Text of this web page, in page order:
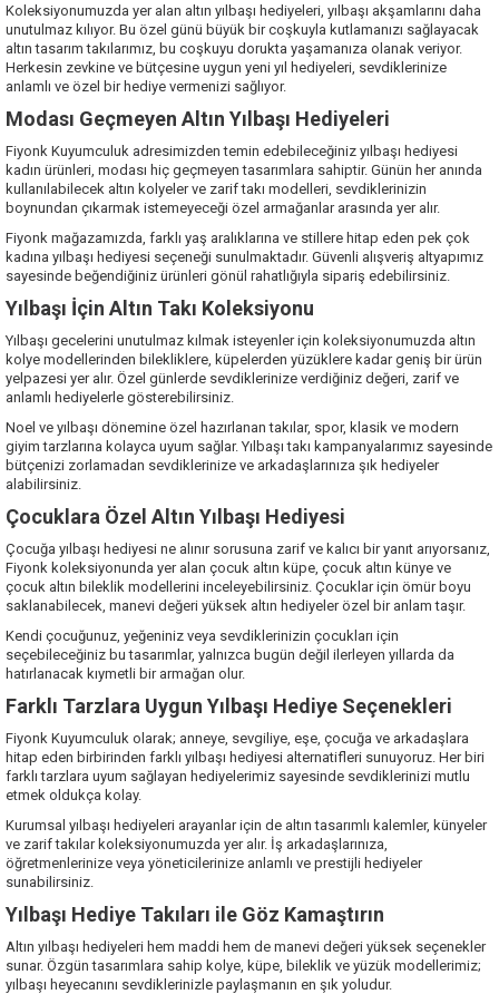
Koleksiyonumuzda yer alan altın yılbaşı hediyeleri, yılbaşı akşamlarını daha
unutulmaz kılıyor. Bu özel günü büyük bir coşkuyla kutlamanızı sağlayacak
altın tasarım takılarımız, bu coşkuyu dorukta yaşamanıza olanak veriyor.
Herkesin zevkine ve bütçesine uygun yeni yıl hediyeleri, sevdiklerinize
anlamlı ve özel bir hediye vermenizi sağlıyor.
Modası Geçmeyen Altın Yılbaşı Hediyeleri
Fiyonk Kuyumculuk adresimizden temin edebileceğiniz yılbaşı hediyesi
kadın ürünleri, modası hiç geçmeyen tasarımlara sahiptir. Günün her anında
kullanılabilecek altın kolyeler ve zarif takı modelleri, sevdiklerinizin
boynundan çıkarmak istemeyeceği özel armağanlar arasında yer alır.
Fiyonk mağazamızda, farklı yaş aralıklarına ve stillere hitap eden pek çok
kadına yılbaşı hediyesi seçeneği sunulmaktadır. Güvenli alışveriş altyapımız
sayesinde beğendiğiniz ürünleri gönül rahatlığıyla sipariş edebilirsiniz.
Yılbaşı İçin Altın Takı Koleksiyonu
Yılbaşı gecelerini unutulmaz kılmak isteyenler için koleksiyonumuzda altın
kolye modellerinden bilekliklere, küpelerden yüzüklere kadar geniş bir ürün
yelpazesi yer alır. Özel günlerde sevdiklerinize verdiğiniz değeri, zarif ve
anlamlı hediyelerle gösterebilirsiniz.
Noel ve yılbaşı dönemine özel hazırlanan takılar, spor, klasik ve modern
giyim tarzlarına kolayca uyum sağlar. Yılbaşı takı kampanyalarımız sayesinde
bütçenizi zorlamadan sevdiklerinize ve arkadaşlarınıza şık hediyeler
alabilirsiniz.
Çocuklara Özel Altın Yılbaşı Hediyesi
Çocuğa yılbaşı hediyesi ne alınır sorusuna zarif ve kalıcı bir yanıt arıyorsanız,
Fiyonk koleksiyonunda yer alan çocuk altın küpe, çocuk altın künye ve
çocuk altın bileklik modellerini inceleyebilirsiniz. Çocuklar için ömür boyu
saklanabilecek, manevi değeri yüksek altın hediyeler özel bir anlam taşır.
Kendi çocuğunuz, yeğeniniz veya sevdiklerinizin çocukları için
seçebileceğiniz bu tasarımlar, yalnızca bugün değil ilerleyen yıllarda da
hatırlanacak kıymetli bir armağan olur.
Farklı Tarzlara Uygun Yılbaşı Hediye Seçenekleri
Fiyonk Kuyumculuk olarak; anneye, sevgiliye, eşe, çocuğa ve arkadaşlara
hitap eden birbirinden farklı yılbaşı hediyesi alternatifleri sunuyoruz. Her biri
farklı tarzlara uyum sağlayan hediyelerimiz sayesinde sevdiklerinizi mutlu
etmek oldukça kolay.
Kurumsal yılbaşı hediyeleri arayanlar için de altın tasarımlı kalemler, künyeler
ve zarif takılar koleksiyonumuzda yer alır. İş arkadaşlarınıza,
öğretmenlerinize veya yöneticilerinize anlamlı ve prestijli hediyeler
sunabilirsiniz.
Yılbaşı Hediye Takıları ile Göz Kamaştırın
Altın yılbaşı hediyeleri hem maddi hem de manevi değeri yüksek seçenekler
sunar. Özgün tasarımlara sahip kolye, küpe, bileklik ve yüzük modellerimiz;
yılbaşı heyecanını sevdiklerinizle paylaşmanın en şık yoludur.